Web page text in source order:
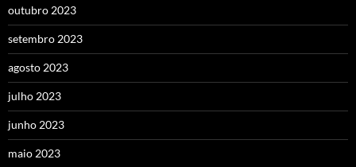
outubro 2023
setembro 2023
agosto 2023
julho 2023
junho 2023
maio 2023